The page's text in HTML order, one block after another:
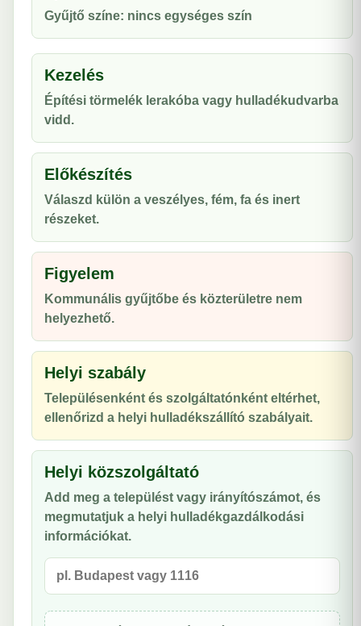
Gyűjtő színe: nincs egységes szín
Kezelés
Építési törmelék lerakóba vagy hulladékudvarba
vidd.
Előkészítés
Válaszd külön a veszélyes, fém, fa és inert
részeket.
Figyelem
Kommunális gyűjtőbe és közterületre nem
helyezhető.
Helyi szabály
Településenként és szolgáltatónként eltérhet,
ellenőrizd a helyi hulladékszállító szabályait.
Helyi közszolgáltató
Add meg a települést vagy irányítószámot, és
megmutatjuk a helyi hulladékgazdálkodási
információkat.